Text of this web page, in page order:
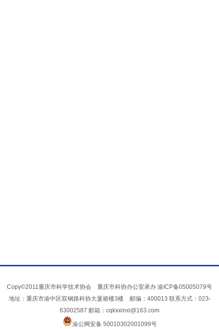
Copy©2011重庆市科学技术协会 重庆市科协办公室承办 渝ICP备05005079号
地址：重庆市渝中区双钢路科协大厦裙楼3楼 邮编：400013 联系方式：023-
63002587 邮箱：cqkxxinxi@163.com
渝公网安备 50010302001099号